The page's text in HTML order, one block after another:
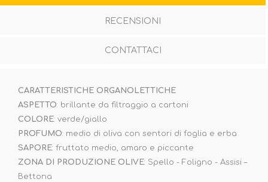
RECENSIONI
CONTATTACI
CARATTERISTICHE ORGANOLETTICHE
ASPETTO: brillante da filtraggio a cartoni
COLORE: verde/giallo
PROFUMO: medio di oliva con sentori di foglia e erba
SAPORE: fruttato medio, amaro e piccante
ZONA DI PRODUZIONE OLIVE: Spello - Foligno - Assisi –
Bettona